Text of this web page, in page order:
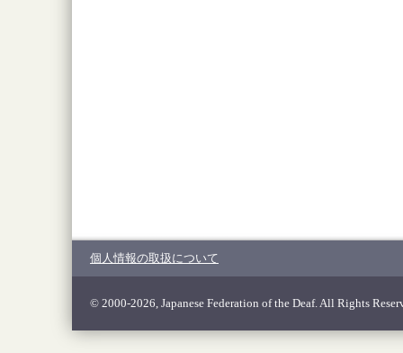
個人情報の取扱について
© 2000-2026, Japanese Federation of the Deaf. All Rights